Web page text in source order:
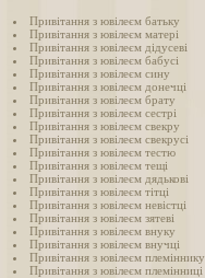
Привітання з ювілеєм батьку
Привітання з ювілеєм матері
Привітання з ювілеєм дідусеві
Привітання з ювілеєм бабусі
Привітання з ювілеєм сину
Привітання з ювілеєм донечці
Привітання з ювілеєм брату
Привітання з ювілеєм сестрі
Привітання з ювілеєм свекру
Привітання з ювілеєм свекрусі
Привітання з ювілеєм тестю
Привітання з ювілеєм тещі
Привітання з ювілеєм дядькові
Привітання з ювілеєм тітці
Привітання з ювілеєм невістці
Привітання з ювілеєм зятеві
Привітання з ювілеєм внуку
Привітання з ювілеєм внучці
Привітання з ювілеєм племіннику
Привітання з ювілеєм племінниці